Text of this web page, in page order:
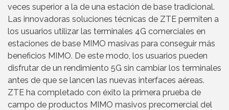
veces superior a la de una estación de base tradicional.
Las innovadoras soluciones técnicas de ZTE permiten a
los usuarios utilizar las terminales 4G comerciales en
estaciones de base MIMO masivas para conseguir más
beneficios MIMO. De este modo, los usuarios pueden
disfrutar de un rendimiento 5G sin cambiar los terminales
antes de que se lancen las nuevas interfaces aéreas.
ZTE ha completado con éxito la primera prueba de
campo de productos MIMO masivos precomercial del